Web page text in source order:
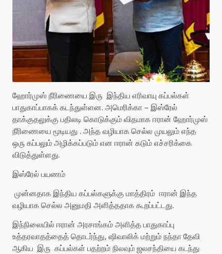
ஹோர்முஸ் நீரிணையை இரு இந்திய எரிவாயு கப்பல்கள்
பாதுகாப்பாகக் கடந்துள்ளன. அமெரிக்கா – இஸ்ரேல்
தாக்குதலுக்கு பதிலடி கொடுக்கும் விதமாக ஈரான் ஹோர்முஸ்
நீரிணையை மூடியது . அந்த வழியாக செல்ல முயலும் எந்த
ஒரு கப்பலும் அழிக்கப்படும் என ஈரான் கடும் எச்சரிக்கை
விடுத்துள்ளது.
இஸ்ரேல் பயணம்
முன்னதாக இந்திய கப்பல்களுக்கு மாத்திரம் ஈரான் இந்த
வழியாக செல்ல அனுமதி அளித்ததாக கூறப்பட்டது.
இந்நிலையில் ஈரான் அரசாங்கம் அளித்த பாதுகாப்பு
உத்தரவாதத்தைத் தொடர்ந்து, ஷிவாலிக் மற்றும் நந்தா தேவி
ஆகிய இரு கப்பல்கள் பதற்றம் நிலவும் ஜலசந்தியை கடந்து